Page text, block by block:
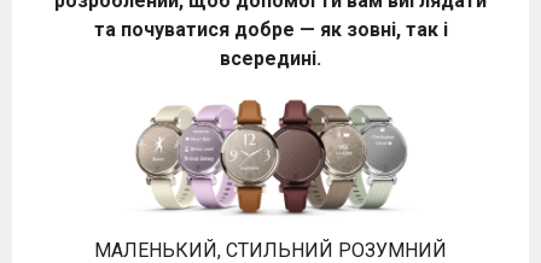
та почуватися добре — як зовні, так і
всередині.
МАЛЕНЬКИЙ, СТИЛЬНИЙ РОЗУМНИЙ